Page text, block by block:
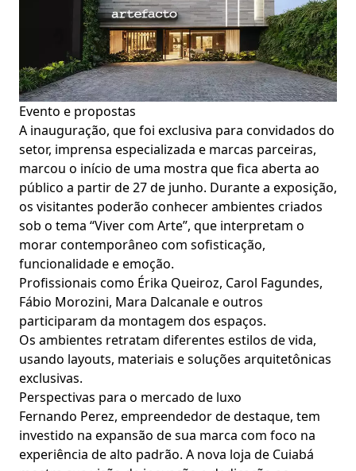
Evento e propostas
A inauguração, que foi exclusiva para convidados do
setor, imprensa especializada e marcas parceiras,
marcou o início de uma mostra que fica aberta ao
público a partir de 27 de junho. Durante a exposição,
os visitantes poderão conhecer ambientes criados
sob o tema “Viver com Arte”, que interpretam o
morar contemporâneo com sofisticação,
funcionalidade e emoção.
Profissionais como Érika Queiroz, Carol Fagundes,
Fábio Morozini, Mara Dalcanale e outros
participaram da montagem dos espaços.
Os ambientes retratam diferentes estilos de vida,
usando layouts, materiais e soluções arquitetônicas
exclusivas.
Perspectivas para o mercado de luxo
Fernando Perez, empreendedor de destaque, tem
investido na expansão de sua marca com foco na
experiência de alto padrão. A nova loja de Cuiabá